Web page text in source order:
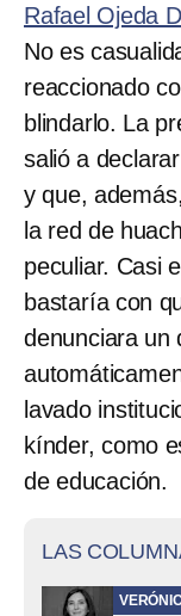
Rafael Ojeda
No es
reaccionado
blindarlo. La
salió a
y que,
la red de
peculiar. Casi
bastaría con
denunciara un
lavado
kínder, como
de educación.
LAS